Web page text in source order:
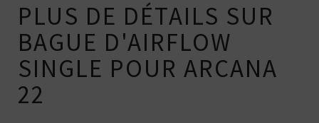
PLUS DE DÉTAILS SUR
BAGUE D'AIRFLOW
SINGLE POUR ARCANA
22